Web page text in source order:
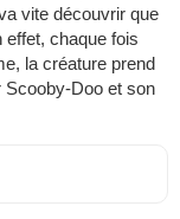
vite découvrir que
effet, chaque fois
la créature prend
Scooby-Doo et son